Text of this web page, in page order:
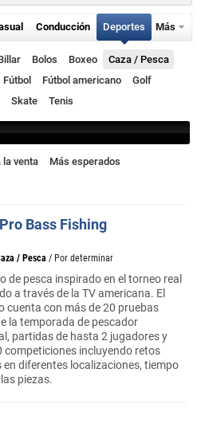
Conducción Deportes Más
Bolos Boxeo
Caza / Pesca
Fútbol Fútbol americano
Golf
Skate Tenis
la venta
Más esperados
Bass Fishing
/ Pesca / Por determinar
de pesca inspirado en el torneo real
a través de la TV americana. El
cuenta con más de 20 pruebas
la temporada de pescador
partidas de hasta 2 jugadores y
competiciones incluyendo retos
en diferentes localizaciones, tiempo
piezas.